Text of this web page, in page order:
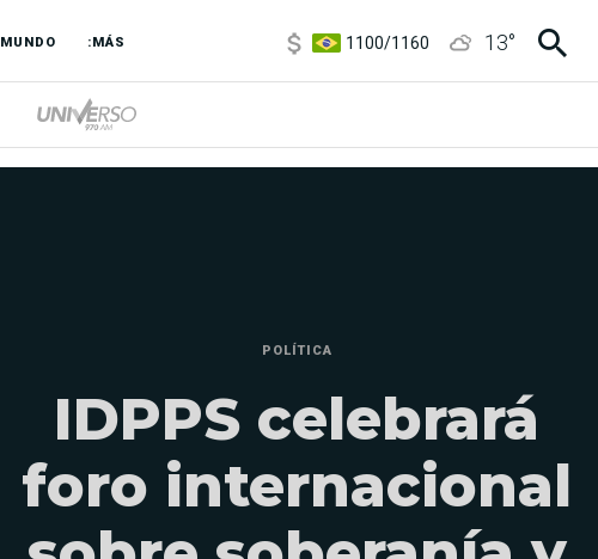
MUNDO :MÁS
3,8/4
13°
POLÍTICA
IDPPS celebrará
foro internacional